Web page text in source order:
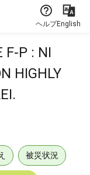
ヘルプEnglish
F-P : NI
HIGHLY
被災状況